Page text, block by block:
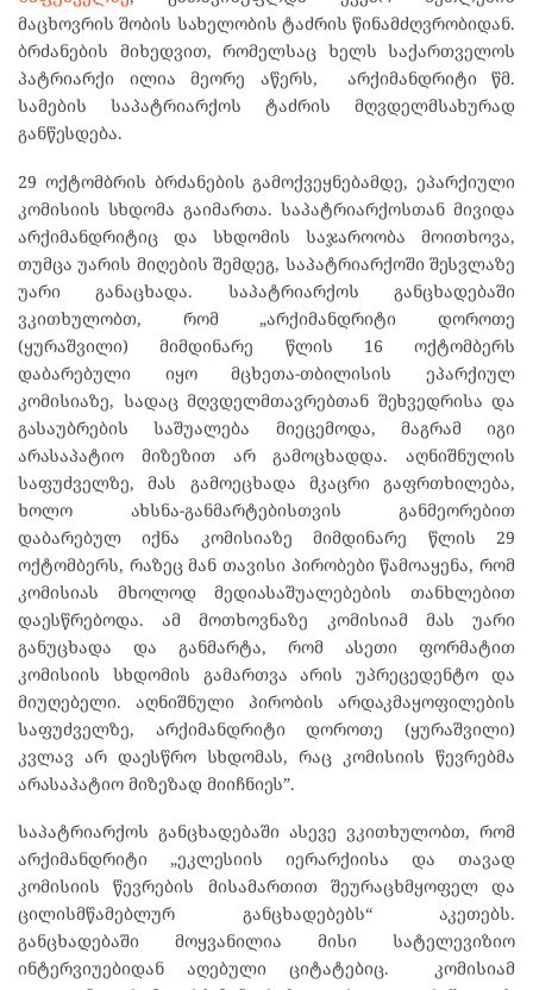
მაცხოვრის შობის სახელობის ტაძრის წინამძღვრობიდან.
ბრძანების მიხედვით, რომელსაც ხელს საქართველოს
პატრიარქი ილია მეორე აწერს, არქიმანდრიტი წმ.
სამების საპატრიარქოს ტაძრის მღვდელმსახურად
განწესდება.
29 ოქტომბრის ბრძანების გამოქვეყნებამდე, ეპარქიული
კომისიის სხდომა გაიმართა. საპატრიარქოსთან მივიდა
არქიმანდრიტიც და სხდომის საჯაროობა მოითხოვა,
თუმცა უარის მიღების შემდეგ, საპატრიარქოში შესვლაზე
უარი განაცხადა. საპატრიარქოს განცხადებაში
ვკითხულობთ, რომ „არქიმანდრიტი დოროთე
(ყურაშვილი) მიმდინარე წლის 16 ოქტომბერს
დაბარებული იყო მცხეთა-თბილისის ეპარქიულ
კომისიაზე, სადაც მღვდელმთავრებთან შეხვედრისა და
გასაუბრების საშუალება მიეცემოდა, მაგრამ იგი
არასაპატიო მიზეზით არ გამოცხადდა. აღნიშნულის
საფუძველზე, მას გამოეცხადა მკაცრი გაფრთხილება,
ხოლო ახსნა-განმარტებისთვის განმეორებით
დაბარებულ იქნა კომისიაზე მიმდინარე წლის 29
ოქტომბერს, რაზეც მან თავისი პირობები წამოაყენა, რომ
კომისიას მხოლოდ მედიასაშუალებების თანხლებით
დაესწრებოდა. ამ მოთხოვნაზე კომისიამ მას უარი
განუცხადა და განმარტა, რომ ასეთი ფორმატით
კომისიის სხდომის გამართვა არის უპრეცედენტო და
მიუღებელი. აღნიშნული პირობის არდაკმაყოფილების
საფუძველზე, არქიმანდრიტი დოროთე (ყურაშვილი)
კვლავ არ დაესწრო სხდომას, რაც კომისიის წევრებმა
არასაპატიო მიზეზად მიიჩნიეს”.
საპატრიარქოს განცხადებაში ასევე ვკითხულობთ, რომ
არქიმანდრიტი „ეკლესიის იერარქიისა და თავად
კომისიის წევრების მისამართით შეურაცხმყოფელ და
ცილისმწამებლურ განცხადებებს“ აკეთებს.
განცხადებაში მოყვანილია მისი სატელევიზიო
ინტერვიუებიდან აღებული ციტატებიც. კომისიამ